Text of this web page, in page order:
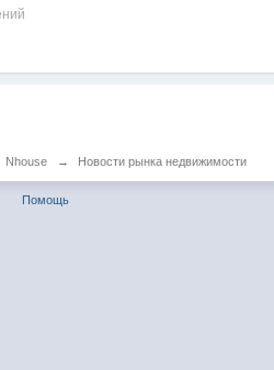
Nhouse → Новости рынка недвижимости
Помощь